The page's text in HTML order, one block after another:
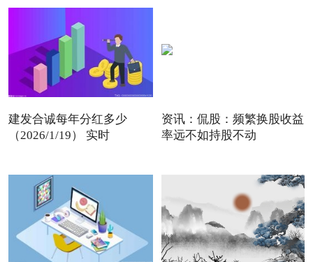
建发合诚每年分红多少
（2026/1/19） 实时
资讯：侃股：频繁换股收益
率远不如持股不动